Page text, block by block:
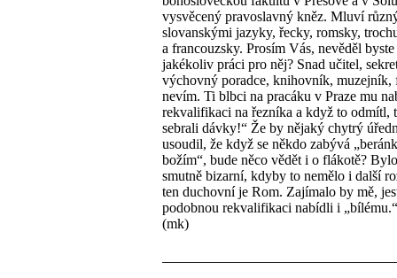
vysvěcený pravoslavný kněz. Mluví
slovanskými jazyky, řecky, romsky,
a francouzsky. Prosím Vás, nevěděl byste
jakékoliv práci pro něj? Snad učitel,
výchovný poradce, knihovník, muzejník,
nevím. Ti blbci na pracáku v Praze mu
rekvalifikaci na řezníka a když to odmítl,
sebrali dávky!“ Že by nějaký chytrý
usoudil, že když se někdo zabývá
božím“, bude něco vědět i o flákotě?
smutně bizarní, kdyby to nemělo i další
ten duchovní je Rom. Zajímalo by mě,
podobnou rekvalifikaci nabídli i „bílému.“
(mk)